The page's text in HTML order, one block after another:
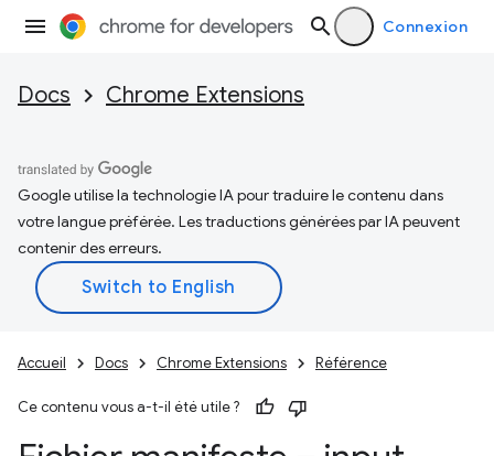
Connexion
Docs Chrome Extensions
Google utilise la technologie IA pour traduire le contenu dans
votre langue préférée. Les traductions générées par IA peuvent
contenir des erreurs.
Accueil Docs Chrome Extensions Référence
Ce contenu vous a-t-il été utile ?